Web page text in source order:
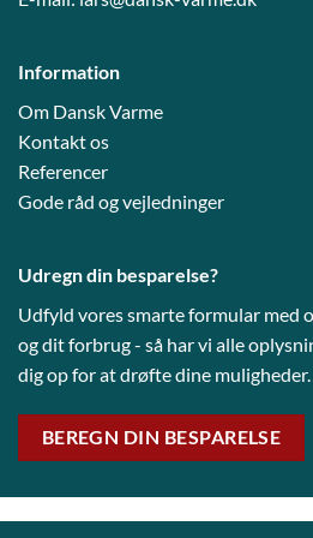
Information
Om Dansk Varme
Kontakt os
Referencer
Gode råd og vejledninger
Udregn din besparelse?
Udfyld vores smarte formular med
og dit forbrug - så har vi alle
dig op for at drøfte dine muligheder.
BEREGN DIN BESPARELSE